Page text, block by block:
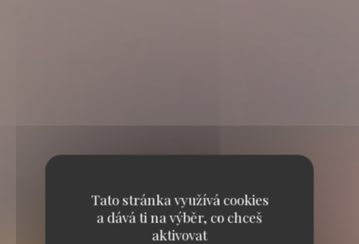
Tato stránka využívá cookies
a dává ti na výběr, co chceš
aktivovat